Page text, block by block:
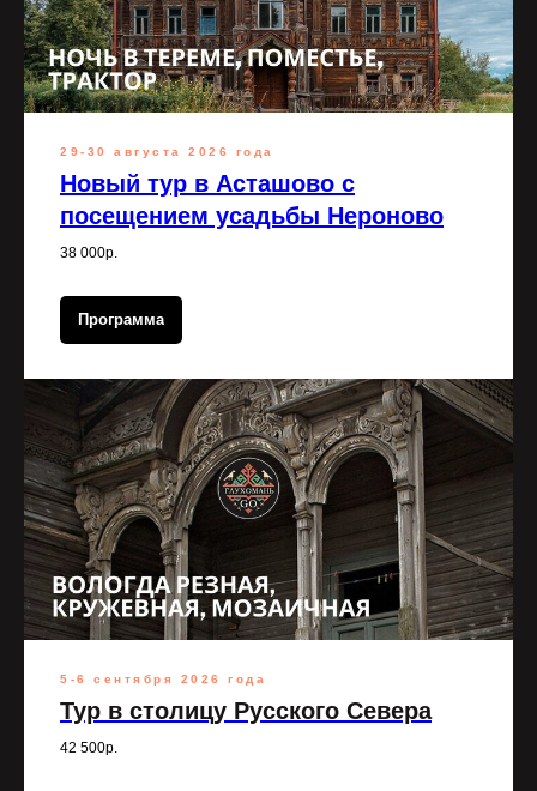
29-30 августа 2026 года
Новый тур в Асташово с
посещением усадьбы Нероново
38 000р.
Программа
5-6 сентября 2026 года
Тур в столицу Русского Севера
42 500р.